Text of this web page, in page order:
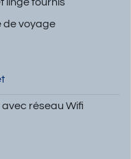
de voyage
réseau Wifi